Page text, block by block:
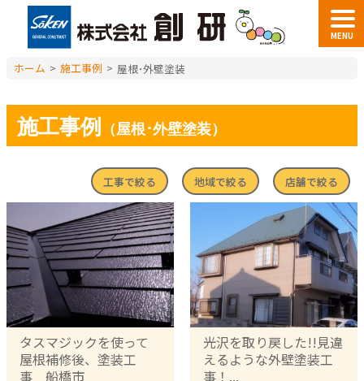
MENU
ホーム > 施工事例 > 屋根･外壁塗装
施工事例 （屋根･外壁塗装）
工事で絞る 地域で絞る 店舗で絞る
タスマジックを使って
屋根補修後、塗装工
事 船橋市
光沢を取り戻した!!見違
えるような外壁塗装工
事！...